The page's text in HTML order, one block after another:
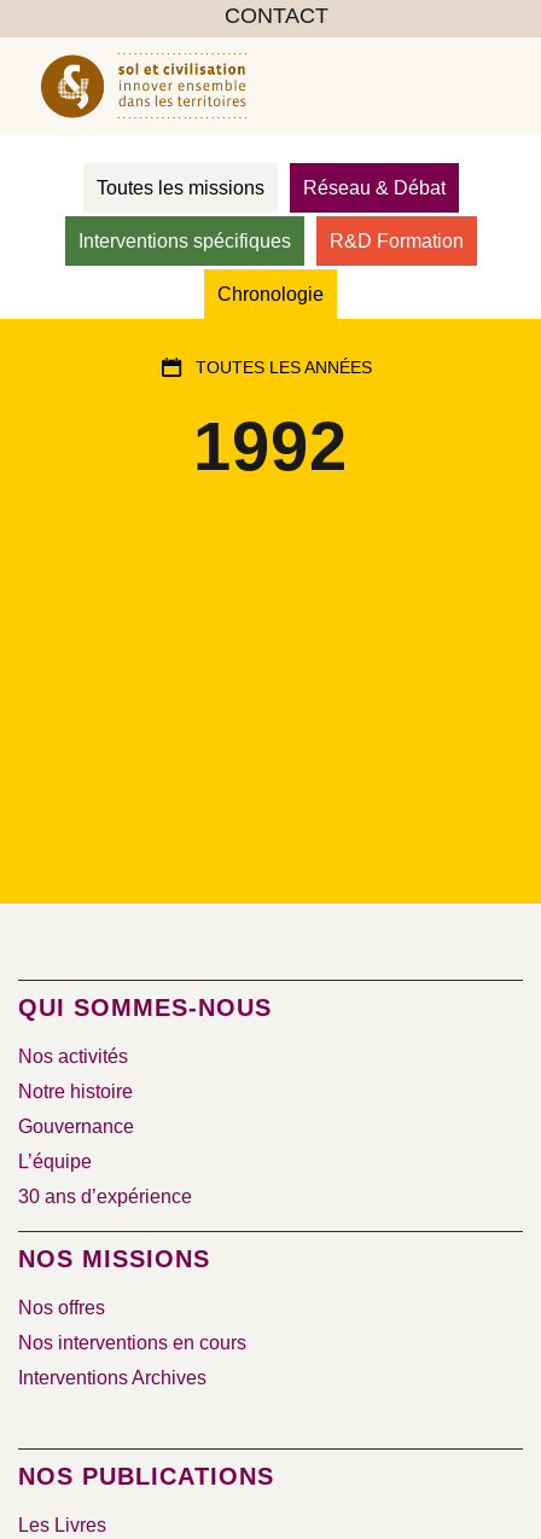
CONTACT
Toutes les missions Réseau & Débat
Interventions spécifiques R&D Formation
Chronologie
TOUTES LES ANNÉES
1992
QUI SOMMES-NOUS
Nos activités
Notre histoire
Gouvernance
L’équipe
30 ans d’expérience
NOS MISSIONS
Nos offres
Nos interventions en cours
Interventions Archives
NOS PUBLICATIONS
Les Livres